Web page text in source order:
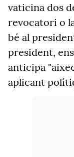
vaticina dos
revocatori o
bé al
president,
anticipa
aplicant